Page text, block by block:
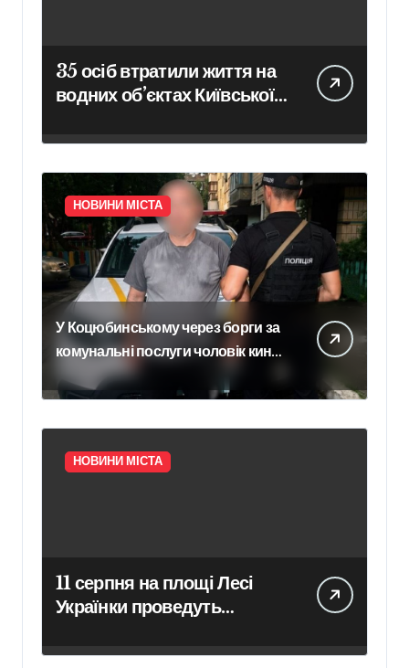
35 осіб втратили життя на
водних об’єктах Київської
НОВИНИ МІСТА
У Коцюбинському через борги за
комунальні послуги чоловік кинув
гранату в офіс підприємства
НОВИНИ МІСТА
11 серпня на площі Лесі
Українки проведуть
поетесі